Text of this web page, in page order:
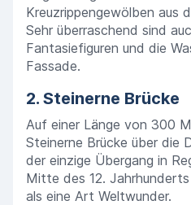
Kreuzrippengewölben aus
Sehr überraschend sind
Fantasiefiguren und die
Fassade.
2. Steinerne Brücke
Auf einer Länge von 300
Steinerne Brücke über die
der einzige Übergang in
Mitte des 12.
als eine Art Weltwunder.